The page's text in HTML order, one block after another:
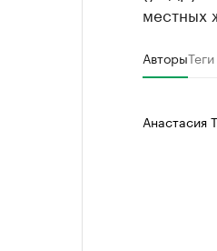
местных
АвторыТеги
Анастасия